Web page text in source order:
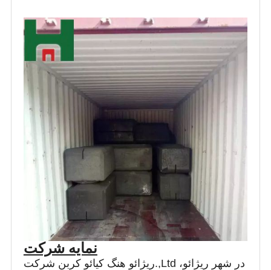
نمایه شرکت
ریژائو هنگ کیائو کربن شرکت.,Ltd در شهر ریژائو،